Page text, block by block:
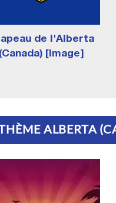
de l'Alberta
(Canada) [Image]
ALBERTA